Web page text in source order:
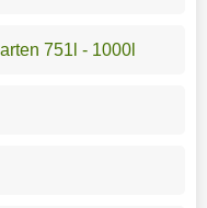
751l - 1000l